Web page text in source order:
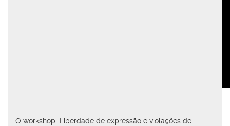
O workshop "Liberdade de expressão e violações de